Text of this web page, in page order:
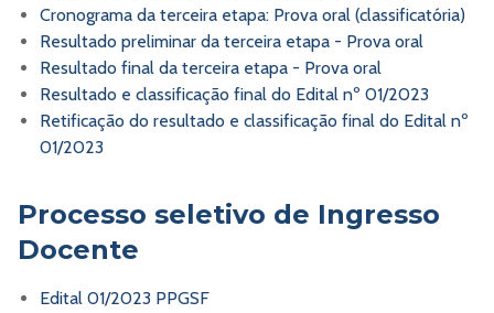
Cronograma da terceira etapa: Prova oral (classificatória)
Resultado preliminar da terceira etapa - Prova oral
Resultado final da terceira etapa - Prova oral
Resultado e classificação final do Edital nº 01/2023
Retificação do resultado e classificação final do Edital nº
01/2023
Processo seletivo de Ingresso
Docente
Edital 01/2023 PPGSF